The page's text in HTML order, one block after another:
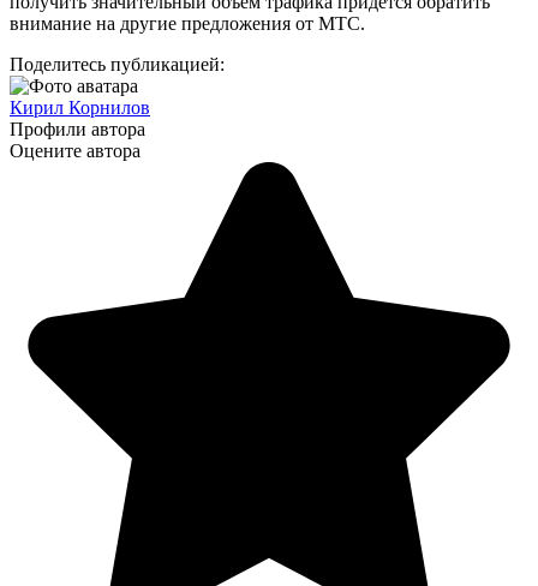
внимание на другие предложения от МТС.
Поделитесь публикацией:
Кирил Корнилов
Профили автора
Оцените автора